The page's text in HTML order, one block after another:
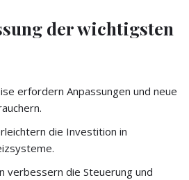
der wichtigsten
erfordern Anpassungen und neue
die Investition in
verbessern die Steuerung und